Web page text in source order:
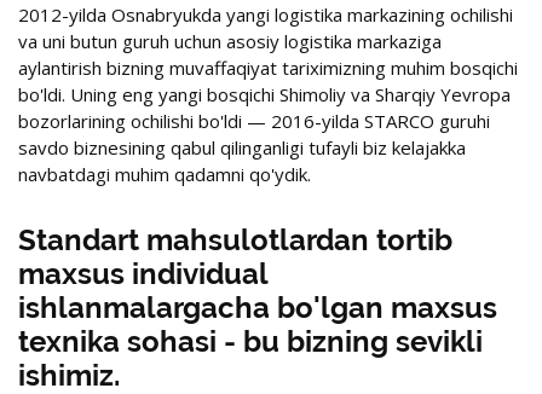
2012-yilda Osnabryukda yangi logistika markazining ochilishi
va uni butun guruh uchun asosiy logistika markaziga
aylantirish bizning muvaffaqiyat tariximizning muhim bosqichi
bo'ldi. Uning eng yangi bosqichi Shimoliy va Sharqiy Yevropa
bozorlarining ochilishi bo'ldi — 2016-yilda STARCO guruhi
savdo biznesining qabul qilinganligi tufayli biz kelajakka
navbatdagi muhim qadamni qo'ydik.
Standart mahsulotlardan tortib
maxsus individual
ishlanmalargacha bo'lgan maxsus
texnika sohasi - bu bizning sevikli
ishimiz.